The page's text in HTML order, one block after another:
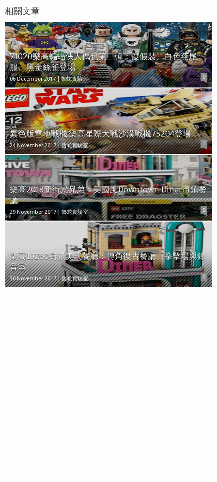
相關文章
71020樂高蝙蝠俠人偶包第二彈：度假裝、白色燕尾
服、黑金絲雀登場
06 December 2017 魯蛇實驗室 0
異色版雪地戰機 樂高星際大戰沙漠戰機75204登場
24 November 2017 魯蛇實驗室 1
樂高2018新街景兄弟：美國風Downtown Diner市鎮餐
廳
29 November 2017 魯蛇實驗室 0
樂高10260街景美式餐廳：轉角復古餐廳、拳擊場與錄
音室
30 November 2017 魯蛇實驗室 0